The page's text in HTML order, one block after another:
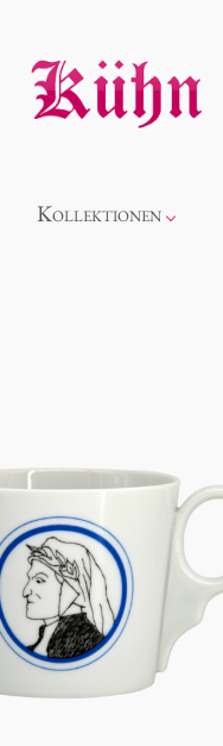
Kollektionen
Souvenir
Berlin
Slumberland